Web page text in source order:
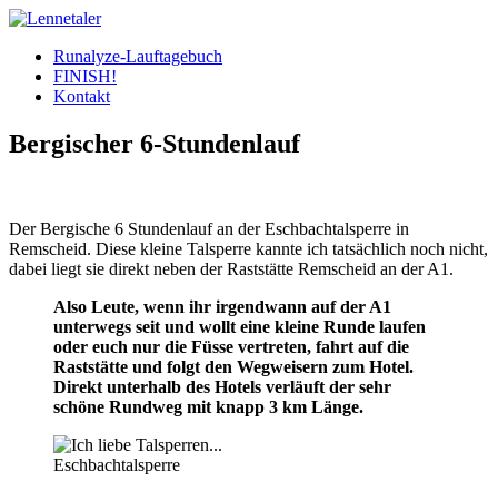
Skip
contentRunalyze-Lauftagebuch
FINISH!
Kontakt
Bergischer 6-Stundenlauf
Der Bergische 6 Stundenlauf an der Eschbachtalsperre in
Remscheid. Diese kleine Talsperre kannte ich tatsächlich noch nicht,
dabei liegt sie direkt neben der Raststätte Remscheid an der A1.
Also Leute, wenn ihr irgendwann auf der A1
unterwegs seit und wollt eine kleine Runde laufen
oder euch nur die Füsse vertreten, fahrt auf die
Raststätte und folgt den Wegweisern zum Hotel.
Direkt unterhalb des Hotels verläuft der sehr
schöne Rundweg mit knapp 3 km Länge.
Eschbachtalsperre